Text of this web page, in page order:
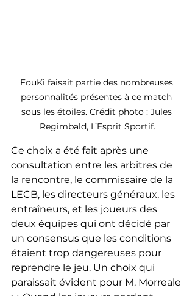
FouKi faisait partie des nombreuses
personnalités présentes à ce match
sous les étoiles. Crédit photo : Jules
Regimbald, L’Esprit Sportif.
Ce choix a été fait après une
consultation entre les arbitres de
la rencontre, le commissaire de la
LECB, les directeurs généraux, les
entraîneurs, et les joueurs des
deux équipes qui ont décidé par
un consensus que les conditions
étaient trop dangereuses pour
reprendre le jeu. Un choix qui
paraissait évident pour M. Morreale